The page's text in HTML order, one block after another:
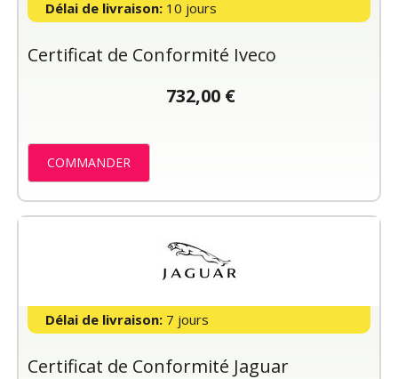
Délai de livraison: 10 jours
Certificat de Conformité Iveco
732,00 €
COMMANDER
Délai de livraison: 7 jours
Certificat de Conformité Jaguar